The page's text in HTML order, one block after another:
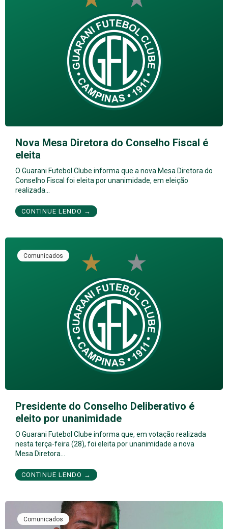
Nova Mesa Diretora do Conselho Fiscal é
eleita
O Guarani Futebol Clube informa que a nova Mesa Diretora do
Conselho Fiscal foi eleita por unanimidade, em eleição
realizada…
CONTINUE LENDO →
Comunicados
Presidente do Conselho Deliberativo é
eleito por unanimidade
O Guarani Futebol Clube informa que, em votação realizada
nesta terça-feira (28), foi eleita por unanimidade a nova
Mesa Diretora…
CONTINUE LENDO →
Comunicados